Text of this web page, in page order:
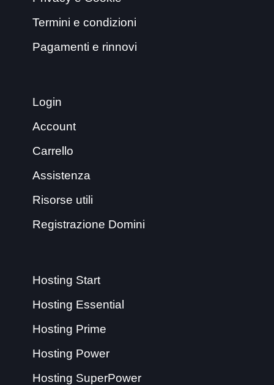
Termini e condizioni
Pagamenti e rinnovi
Login
Account
Carrello
Assistenza
Risorse utili
Registrazione Domini
Hosting Start
Hosting Essential
Hosting Prime
Hosting Power
Hosting SuperPower